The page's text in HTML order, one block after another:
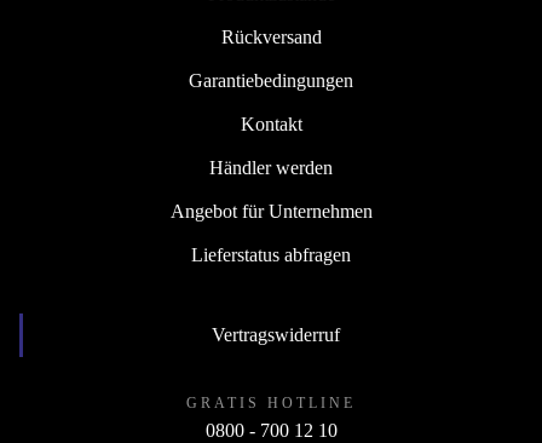
Rückversand
Garantiebedingungen
Kontakt
Händler werden
Angebot für Unternehmen
Lieferstatus abfragen
Vertragswiderruf
GRATIS HOTLINE
0800 - 700 12 10